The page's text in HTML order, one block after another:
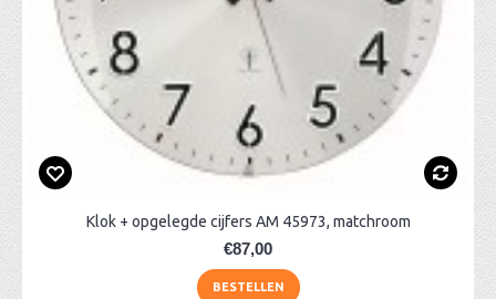
Klok + opgelegde cijfers AM 45973, matchroom
€87,00
BESTELLEN